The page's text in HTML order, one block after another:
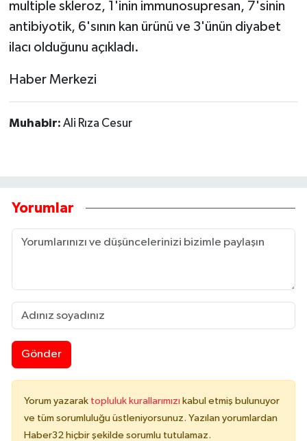
multiple skleroz, 1'inin immunosupresan, 7'sinin
antibiyotik, 6'sının kan ürünü ve 3'ünün diyabet
ilacı olduğunu açıkladı.
Haber Merkezi
Muhabir: Ali Rıza Cesur
Yorumlar
Gönder
Yorum yazarak topluluk kurallarımızı kabul etmiş bulunuyor
ve tüm sorumluluğu üstleniyorsunuz. Yazılan yorumlardan
Haber32 hiçbir şekilde sorumlu tutulamaz.
Türkiye
Yerel
Künye